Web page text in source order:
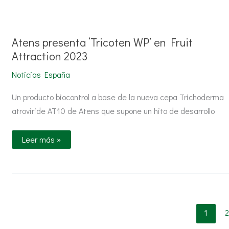
Atens presenta ‘Tricoten WP’ en Fruit
Attraction 2023
Noticias España
Un producto biocontrol a base de la nueva cepa Trichoderma
atroviride AT10 de Atens que supone un hito de desarrollo
en
Fruit
Attraction
Leer más »
1 2